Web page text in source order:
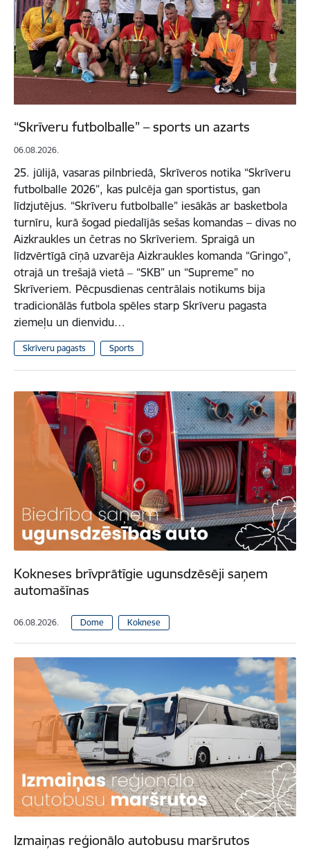
“Skrīveru futbolballe” – sports un azarts
06.08.2026.
25. jūlijā, vasaras pilnbriedā, Skrīveros notika “Skrīveru
futbolballe 2026”, kas pulcēja gan sportistus, gan
līdzjutējus. “Skrīveru futbolballe” iesākās ar basketbola
turnīru, kurā šogad piedalījās sešas komandas – divas no
Aizkraukles un četras no Skrīveriem. Spraigā un
līdzvērtīgā cīņā uzvarēja Aizkraukles komanda “Gringo”,
otrajā un trešajā vietā ‒ “SKB” un “Supreme” no
Skrīveriem. Pēcpusdienas centrālais notikums bija
tradicionālās futbola spēles starp Skrīveru pagasta
ziemeļu un dienvidu…
Skrīveru pagasts Sports
Kokneses brīvprātīgie ugunsdzēsēji saņem
automašīnas
06.08.2026. Dome Koknese
Izmaiņas reģionālo autobusu maršrutos